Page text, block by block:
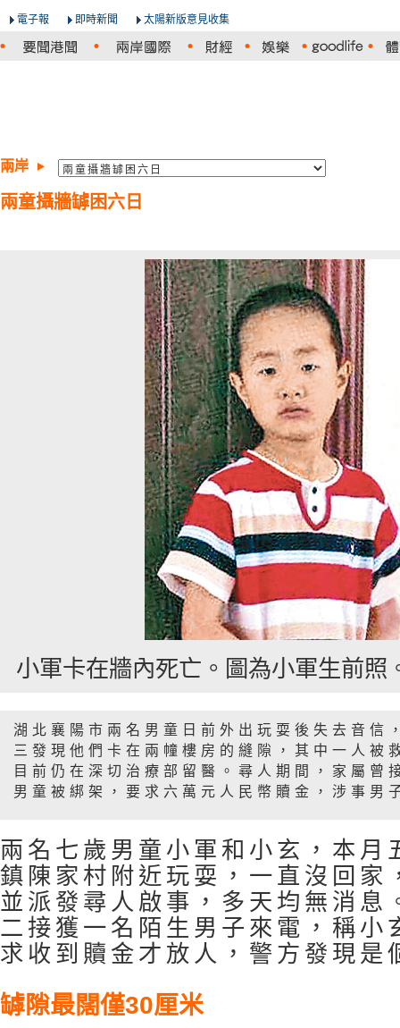
電子報 即時新聞 太陽新版意見收集
兩岸
兩童攝牆罅困六日
小軍卡在牆內死亡。圖為小軍生前照
湖北襄陽市兩名男童日前外出玩耍後失去音信
三發現他們卡在兩幢樓房的縫隙，其中一人被
目前仍在深切治療部留醫。尋人期間，家屬曾
男童被綁架，要求六萬元人民幣贖金，涉事男
兩名七歲男童小軍和小玄，本月
鎮陳家村附近玩耍，一直沒回家
並派發尋人啟事，多天均無消息
二接獲一名陌生男子來電，稱小
求收到贖金才放人，警方發現是
罅隙最闊僅30厘米